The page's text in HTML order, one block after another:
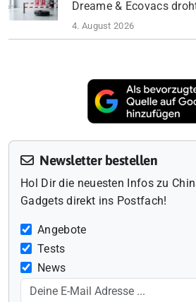
Dreame & Ecovacs
4. August 2026
Newsletter bestellen
Hol Dir die neuesten Infos zu
Gadgets direkt ins Postfach!
Angebote
Tests
News